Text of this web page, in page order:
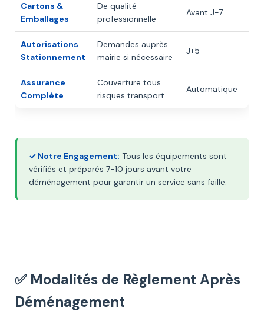
Cartons &
Emballages
De qualité
professionnelle
Avant J-7
Autorisations
Stationnement
Demandes auprès
mairie si nécessaire
J+5
Assurance
Complète
Couverture tous
risques transport
Automatique
✓ Notre Engagement: Tous les équipements sont
vérifiés et préparés 7-10 jours avant votre
déménagement pour garantir un service sans faille.
✅ Modalités de Règlement Après
Déménagement